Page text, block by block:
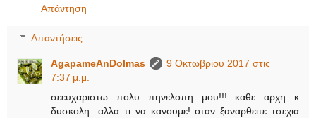
Απάντηση
Απαντήσεις
AgapameAnDolmas
9 Οκτωβρίου 2017 στις
7:37 μ.μ.
σεευχαριστω πολυ πηνελοπη μου!!! καθε αρχη κ
δυσκολη...αλλα τι να κανουμε! οταν ξαναρθειτε τσεχια